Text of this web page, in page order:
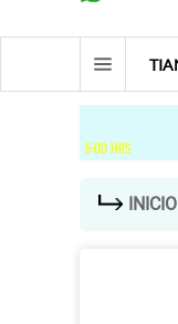
5:00HRS
INICIO